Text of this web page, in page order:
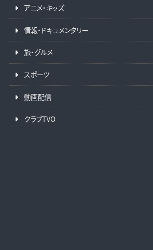
アニメ・キッズ
情報・ドキュメンタリー
旅・グルメ
スポーツ
動画配信
クラブTVO